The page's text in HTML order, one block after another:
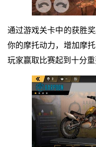
通过游戏关卡中的获胜
你的摩托动力，增加摩
玩家赢取比赛起到十分重